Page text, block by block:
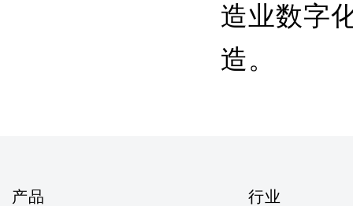
造业数字
造。
产品 行业